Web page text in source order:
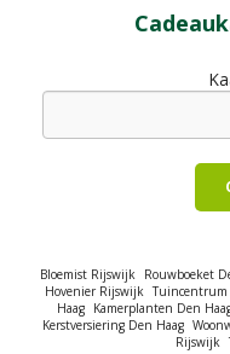
Bloemist Rijswijk Rouwboeket
Hovenier Rijswijk
Haag Kamerplanten Den
Kerstversiering Den Haag
Rijswijk